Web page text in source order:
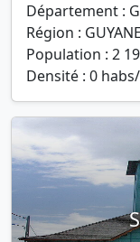
Département :
Région : GUYANE
Population : 2
Densité : 0